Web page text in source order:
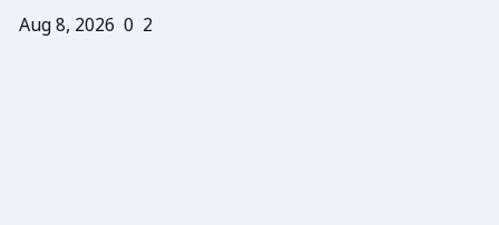
Aug 8, 2026 0 2